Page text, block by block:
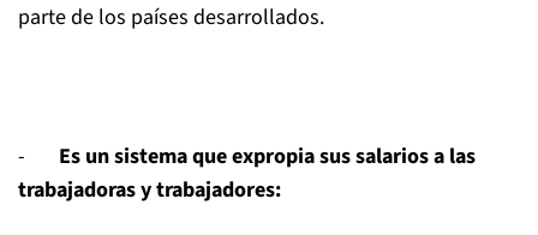
parte de los países desarrollados.
- Es un sistema que expropia sus salarios a las
trabajadoras y trabajadores: